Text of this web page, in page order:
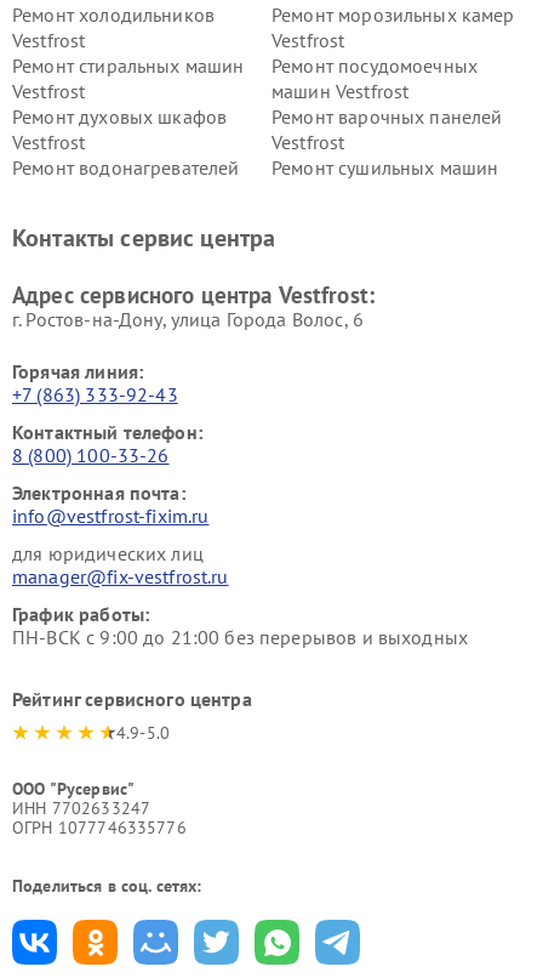
Ремонт холодильников
Vestfrost
Ремонт морозильных камер
Vestfrost
Ремонт стиральных машин
Vestfrost
Ремонт посудомоечных
машин Vestfrost
Ремонт духовых шкафов
Vestfrost
Ремонт варочных панелей
Vestfrost
Ремонт водонагревателей
Ремонт сушильных машин
Vestfrost
Контакты сервис центра
Адрес сервисного центра Vestfrost:
г. Ростов-на-Дону, улица Города Волос, 6
Горячая линия:
+7 (863) 333-92-43
Контактный телефон:
8 (800) 100-33-26
Электронная почта:
info@vestfrost-fixim.ru
для юридических лиц
manager@fix-vestfrost.ru
График работы:
ПН-ВСК с 9:00 до 21:00 без перерывов и выходных
Рейтинг сервисного центра
4.9-5.0
ООО "Русервис"
ИНН 7702633247
ОГРН 1077746335776
Поделиться в соц. сетях: